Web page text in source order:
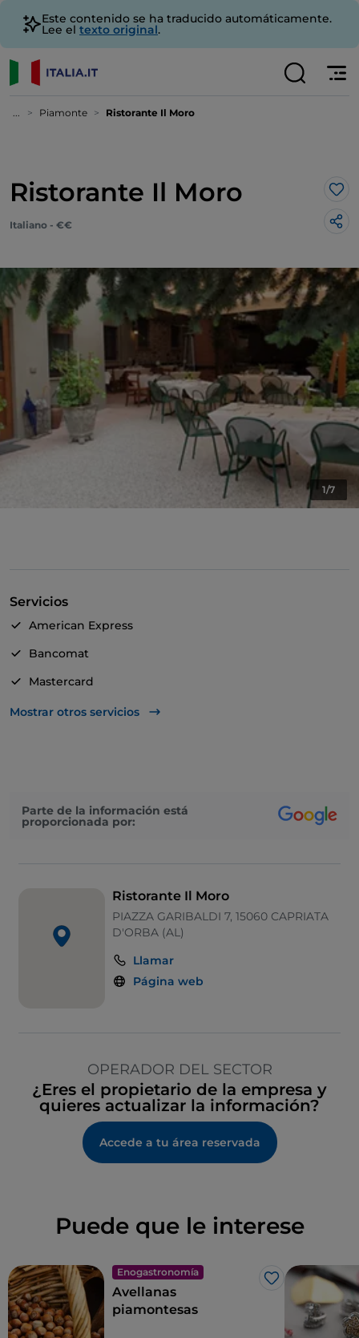
Este contenido se ha traducido automáticamente.
Lee el texto original.
... Piamonte Ristorante Il Moro
Ristorante Il Moro Me
Italiano - €€
1/7
Servicios
American Express
Bancomat
Mastercard
Visa
Para llevar
Mostrar otros servicios
Parte de la información está
proporcionada por:
Ristorante Il Moro
PIAZZA GARIBALDI 7, 15060 CAPRIATA
D'ORBA (AL)
Llamar
Página web
OPERADOR DEL SECTOR
¿Eres el propietario de la empresa y
quieres actualizar la información?
Accede a tu área reservada
Puede que le interese
Enogastronomía
Me gusta
Avellanas
piamontesas